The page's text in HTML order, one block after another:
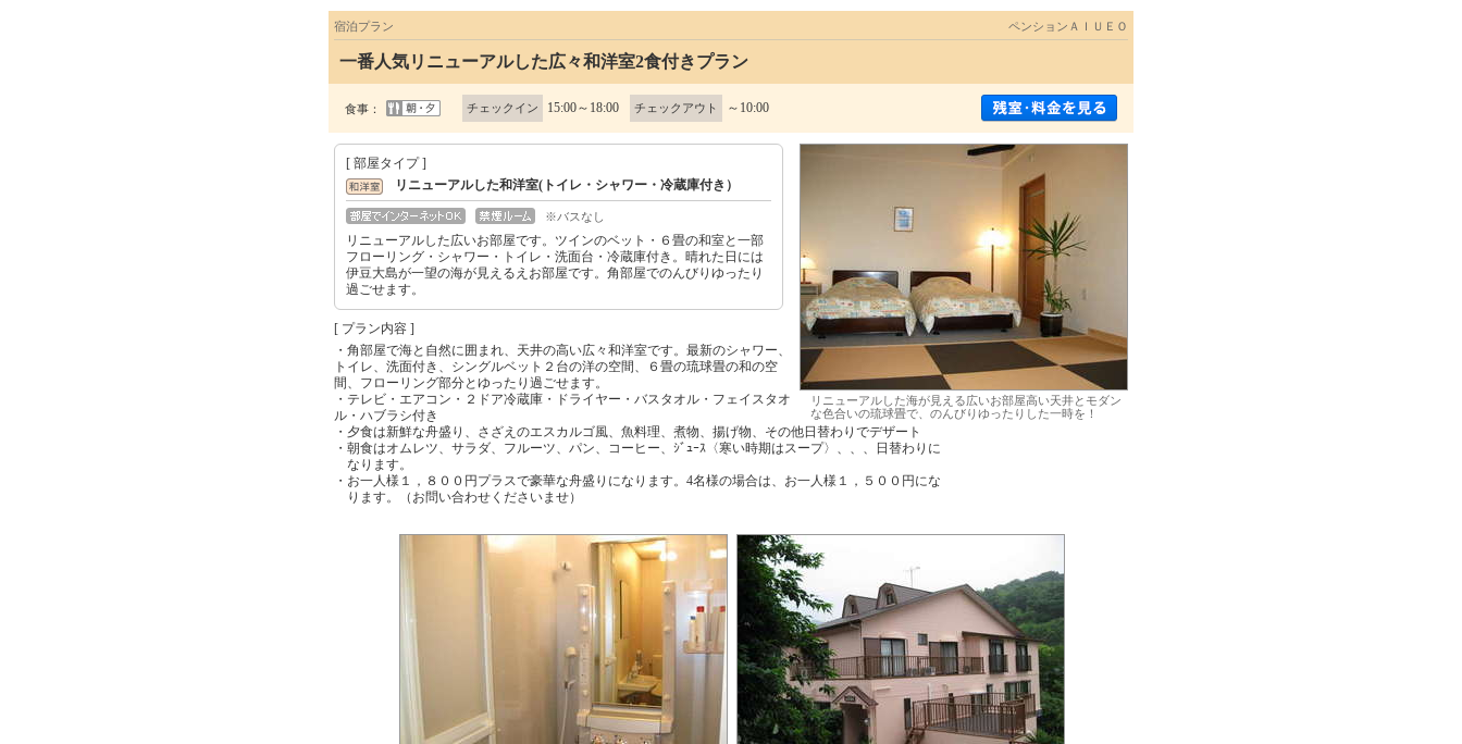
宿泊プラン ペンションＡＩＵＥＯ
一番人気リニューアルした広々和洋室2食付きプラン
食事： チェックイン 15:00～18:00 チェックアウト ～10:00
[ 部屋タイプ ]
リニューアルした和洋室(トイレ・シャワー・冷蔵庫付き）
※バスなし
リニューアルした広いお部屋です。ツインのベット・６畳の和室と一部
フローリング・シャワー・トイレ・洗面台・冷蔵庫付き。晴れた日には
伊豆大島が一望の海が見えるえお部屋です。角部屋でのんびりゆったり
過ごせます。
リニューアルした海が見える広いお部屋高い天井とモダン
な色合いの琉球畳で、のんびりゆったりした一時を！
[ プラン内容 ]
・角部屋で海と自然に囲まれ、天井の高い広々和洋室です。最新のシャワー、
トイレ、洗面付き、シングルベット２台の洋の空間、６畳の琉球畳の和の空
間、フローリング部分とゆったり過ごせます。
・テレビ・エアコン・２ドア冷蔵庫・ドライヤー・バスタオル・フェイスタオ
ル・ハブラシ付き
・夕食は新鮮な舟盛り、さざえのエスカルゴ風、魚料理、煮物、揚げ物、その他日替わりでデザート
・朝食はオムレツ、サラダ、フルーツ、パン、コーヒー、ｼﾞｭｰｽ〈寒い時期はスープ〉、、、日替わりに
なります。
・お一人様１，８００円プラスで豪華な舟盛りになります。4名様の場合は、お一人様１，５００円にな
ります。（お問い合わせくださいませ）